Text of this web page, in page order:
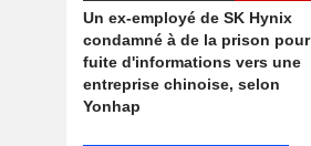
Un ex-employé de SK Hynix
condamné à de la prison pour
fuite d'informations vers une
entreprise chinoise, selon
Yonhap